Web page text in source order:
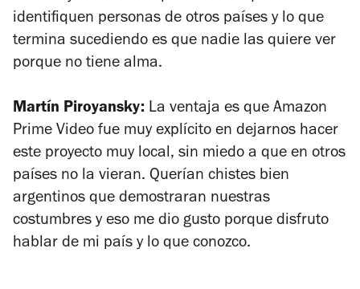
identifiquen personas de otros países y lo que
termina sucediendo es que nadie las quiere ver
porque no tiene alma.
Martín Piroyansky: La ventaja es que Amazon
Prime Video fue muy explícito en dejarnos hacer
este proyecto muy local, sin miedo a que en otros
países no la vieran. Querían chistes bien
argentinos que demostraran nuestras
costumbres y eso me dio gusto porque disfruto
hablar de mi país y lo que conozco.